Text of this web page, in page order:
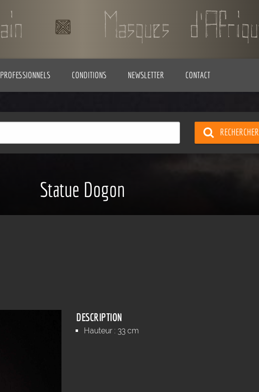
PROFESSIONNELS CONDITIONS NEWSLETTER CONTACT
RECHERCHER
Statue Dogon
DESCRIPTION
Hauteur : 33 cm